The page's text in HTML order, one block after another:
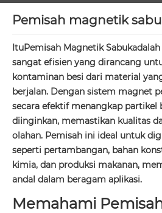
Pemisah magnetik
ItuPemisah Magnetik Sabuk
sangat efisien yang dirancang
kontaminan besi dari material
berjalan. Dengan sistem magnet
secara efektif menangkap partikel
diinginkan, memastikan kualitas
olahan. Pemisah ini ideal untuk
seperti pertambangan, bahan
kimia, dan produksi makanan,
andal dalam beragam aplikasi.
Memahami